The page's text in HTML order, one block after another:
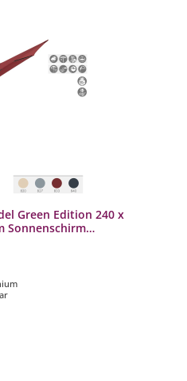
Green Edition 240 x
Sonnenschirm